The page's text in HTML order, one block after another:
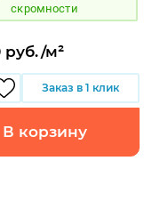
скромности
руб./м²
Заказ в 1 клик
В корзину